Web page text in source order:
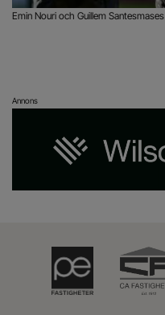
Emin Nouri och Guillem Santesmases
Annons